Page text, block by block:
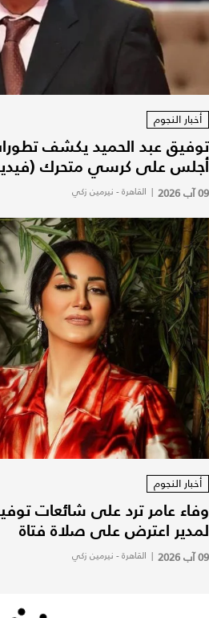
أخبار النجوم
توفيق عبد الحميد يكشف
أجلس على كرسي متحرك
09 آب 2026 | القاهرة - نيرمين زكي
أخبار النجوم
وفاء عامر ترد على شائعات
لمدير اعترض على صلاة فتاة
09 آب 2026 | القاهرة - نيرمين زكي